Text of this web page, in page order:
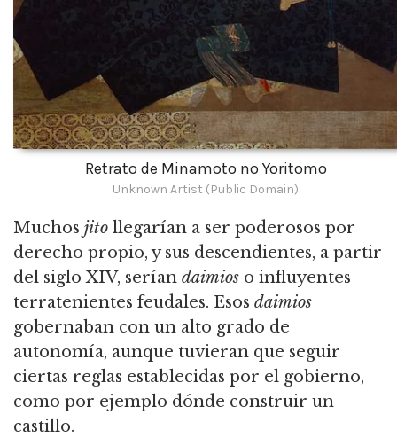
Retrato de Minamoto no Yoritomo
Unknown Artist (Public Domain)
Muchos jito llegarían a ser poderosos por
derecho propio, y sus descendientes, a partir
del siglo XIV, serían daimios o influyentes
terratenientes feudales. Esos daimios
gobernaban con un alto grado de
autonomía, aunque tuvieran que seguir
ciertas reglas establecidas por el gobierno,
como por ejemplo dónde construir un
castillo.